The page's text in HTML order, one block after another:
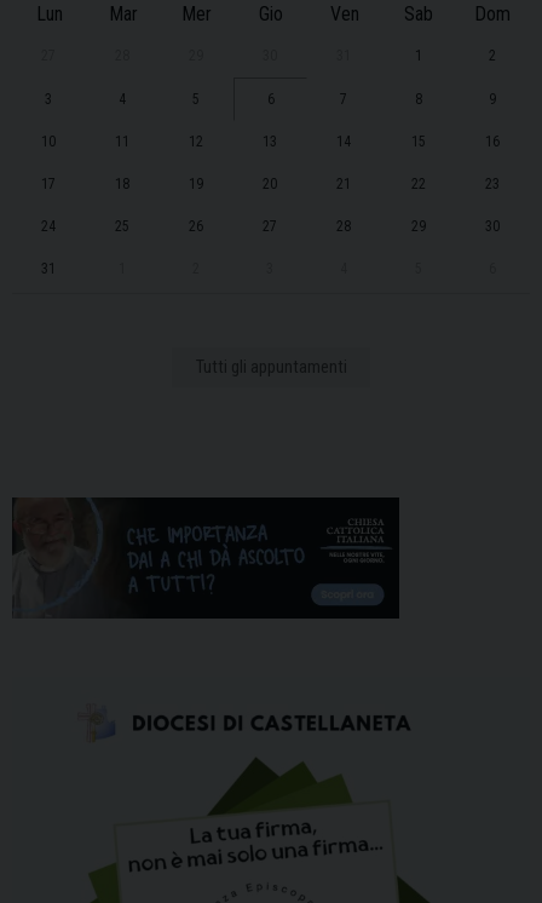
Lun Mar Mer Gio Ven Sab Dom
1 2
3 4 5 6 7 8 9
10 11 12 13 14 15 16
17 18 19 20 21 22 23
24 25 26 27 28 29 30
31
Tutti gli appuntamenti